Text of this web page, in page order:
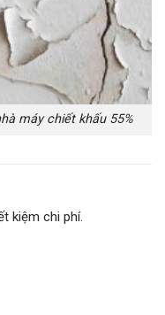
máy chiết khấu 55%
kiệm chi phí.